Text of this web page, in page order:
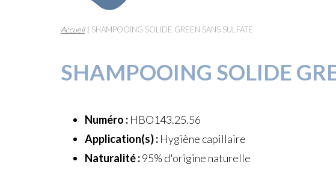
Accueil| SHAMPOOING SOLIDE GREEN SANS SULFATE
SHAMPOOING SOLIDE
Numéro :HBO143.25.56
Application(s) :Hygiène capillaire
Naturalité :95% d'origine naturelle